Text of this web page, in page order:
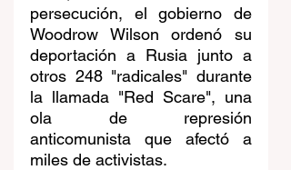
persecución, el gobierno de
Woodrow Wilson ordenó su
deportación a Rusia junto a
otros 248 "radicales" durante
la llamada "Red Scare", una
ola de represión
anticomunista que afectó a
miles de activistas.